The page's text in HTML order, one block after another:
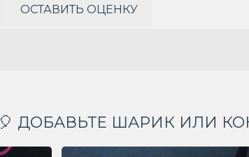
ОСТАВИТЬ ОЦЕНКУ
🎈 ДОБАВЬТЕ ШАРИК ИЛИ